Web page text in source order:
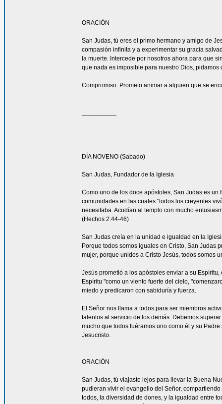
ORACIÓN
San Judas, tú eres el primo hermano y amigo de
compasión infinita y a experimentar su gracia
la muerte. Intercede por nosotros ahora para que
que nada es imposible para nuestro Dios,
Compromiso. Prometo animar a alguien que se
DÍA NOVENO (Sabado)
San Judas, Fundador de la Iglesia
Como uno de los doce apóstoles, San Judas es
comunidades en las cuales "todos los creyentes
necesitaba. Acudían al templo con mucho
(Hechos 2:44-46)
San Judas creía en la unidad e igualdad en la
Porque todos somos iguales en Cristo, San Judas
mujer, porque unidos a Cristo Jesús, todos somos
Jesús prometió a los apóstoles enviar a su
Espíritu "como un viento fuerte del cielo,
miedo y predicaron con sabiduría y fuerza.
El Señor nos llama a todos para ser miembros
talentos al servicio de los demás. Debemos
mucho que todos fuéramos uno como él y su
Jesucristo.
ORACIÓN
San Judas, tú viajaste lejos para llevar la Buena
pudieran vivir el evangelio del Señor,
todos, la diversidad de dones, y la igualdad entre